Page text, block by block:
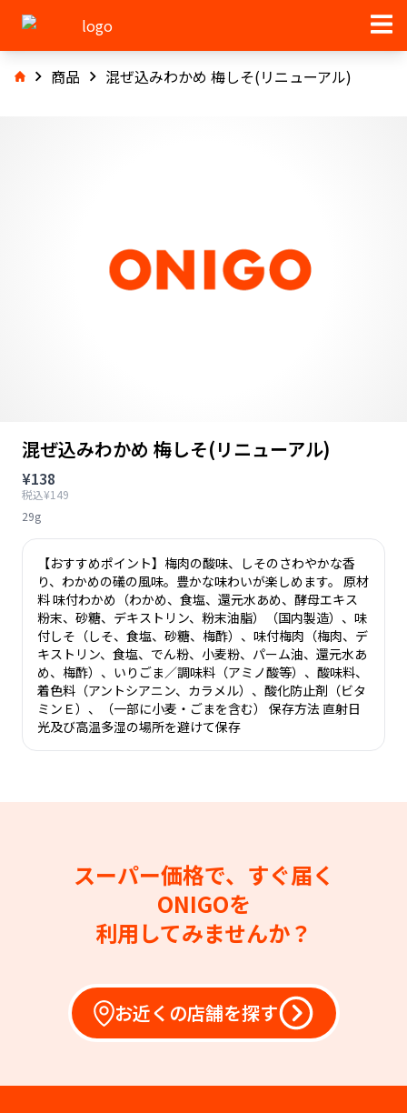
商品 混ぜ込みわかめ 梅しそ(リニューアル)
混ぜ込みわかめ 梅しそ(リニューアル)
¥138
税込¥149
29g
【おすすめポイント】梅肉の酸味、しそのさわやかな香
り、わかめの礒の風味。豊かな味わいが楽しめます。 原材
料 味付わかめ（わかめ、食塩、還元水あめ、酵母エキス
粉末、砂糖、デキストリン、粉末油脂）（国内製造）、味
付しそ（しそ、食塩、砂糖、梅酢）、味付梅肉（梅肉、デ
キストリン、食塩、でん粉、小麦粉、パーム油、還元水あ
め、梅酢）、いりごま／調味料（アミノ酸等）、酸味料、
着色料（アントシアニン、カラメル）、酸化防止剤（ビタ
ミンＥ）、（一部に小麦・ごまを含む） 保存方法 直射日
光及び高温多湿の場所を避けて保存
スーパー価格で、すぐ届く
ONIGOを
利用してみませんか？
お近くの店舗を探す